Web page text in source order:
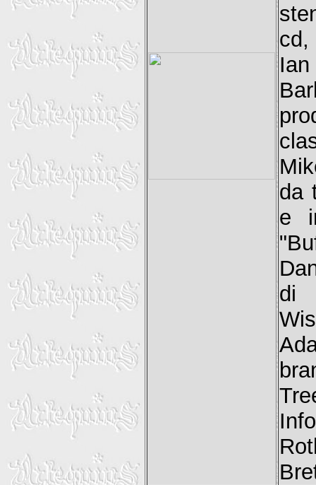
cd,
da
e
di